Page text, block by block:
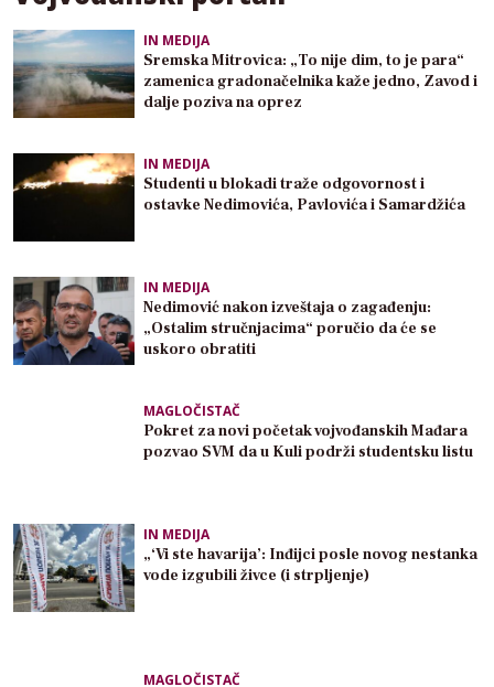
IN MEDIJA
Sremska Mitrovica: „To nije dim, to je para“
zamenica gradonačelnika kaže jedno, Zavod i
dalje poziva na oprez
IN MEDIJA
Studenti u blokadi traže odgovornost i
ostavke Nedimovića, Pavlovića i Samardžića
IN MEDIJA
Nedimović nakon izveštaja o zagađenju:
„Ostalim stručnjacima“ poručio da će se
uskoro obratiti
MAGLOČISTAČ
Pokret za novi početak vojvođanskih Mađara
pozvao SVM da u Kuli podrži studentsku listu
IN MEDIJA
„‘Vi ste havarija’: Inđijci posle novog nestanka
vode izgubili živce (i strpljenje)
MAGLOČISTAČ